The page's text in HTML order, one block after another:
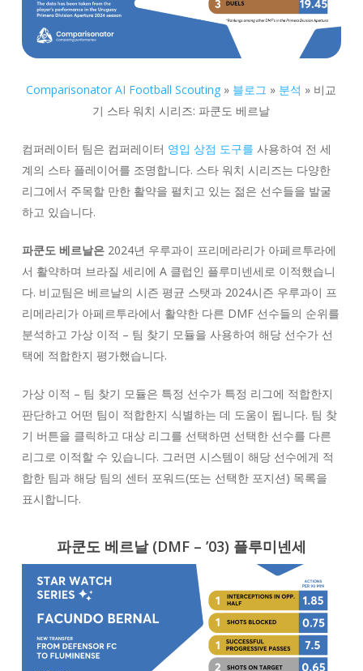
Comparisonator AI Football Scouting » 블로그 » 분석 » 비교
기 스타 워치 시리즈: 파쿤도 베르날
컴퍼레이터 팀은 컴퍼레이터 영입 상점 도구를 사용하여 전 세
계의 스타 플레이어를 조명합니다. 스타 워치 시리즈는 다양한
리그에서 주목할 만한 활약을 펼치고 있는 젊은 선수들을 발굴
하고 있습니다.
파쿤도 베르날은2024년 우루과이 프리메라리가 아페르투라에
서 활약하며 브라질 세리에 A 클럽인 플루미넨세로 이적했습니
다. 비교팀은 베르날의 시즌 평균 스탯과 2024시즌 우루과이 프
리메라리가 아페르투라에서 활약한 다른 DMF 선수들의 순위를
분석하고 가상 이적 – 팀 찾기 모듈을 사용하여 해당 선수가 선
택에 적합한지 평가했습니다.
가상 이적 – 팀 찾기 모듈은 특정 선수가 특정 리그에 적합한지
판단하고 어떤 팀이 적합한지 식별하는 데 도움이 됩니다. 팀 찾
기 버튼을 클릭하고 대상 리그를 선택하면 선택한 선수를 다른
리그로 이적할 수 있습니다. 그러면 시스템이 해당 선수에게 적
합한 팀과 해당 팀의 센터 포워드(또는 선택한 포지션) 목록을
표시합니다.
파쿤도 베르날 (DMF – ’03) 플루미넨세